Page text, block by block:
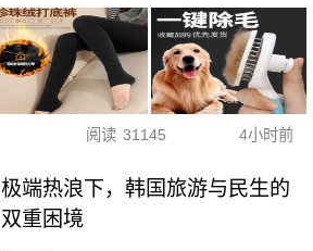
阅读 31145 4小时前
极端热浪下，韩国旅游与民生的
双重困境